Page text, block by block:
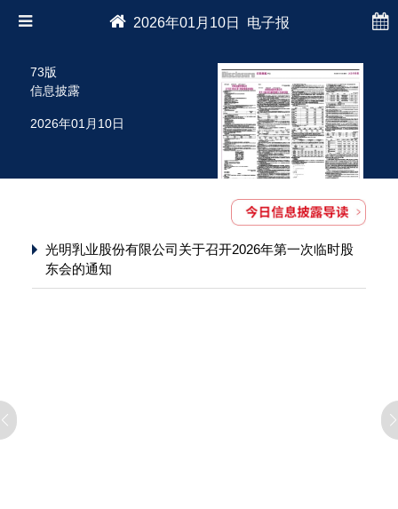
2026年01月10日 电子报
73版
信息披露
2026年01月10日
光明乳业股份有限公司关于召开2026年第一次临时股
东会的通知